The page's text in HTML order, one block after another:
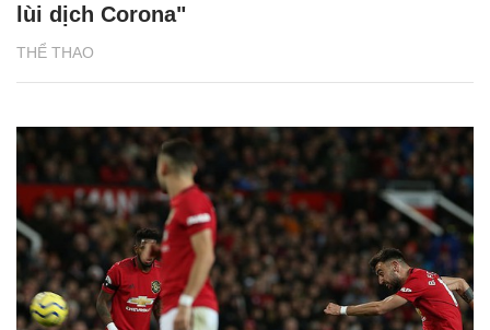
THỂ THAO
lùi dịch Corona"